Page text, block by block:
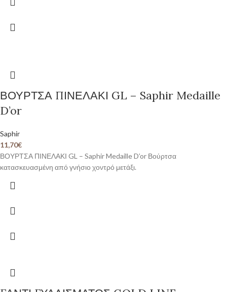
ΒΟΥΡΤΣΑ ΠΙΝΕΛΑΚΙ GL – Saphir Medaille
D’or
Saphir
11,70€
ΒΟΥΡΤΣΑ ΠΙΝΕΛΑΚΙ GL – Saphir Medaille D’or Βούρτσα
κατασκευασμένη από γνήσιο χοντρό μετάξι.